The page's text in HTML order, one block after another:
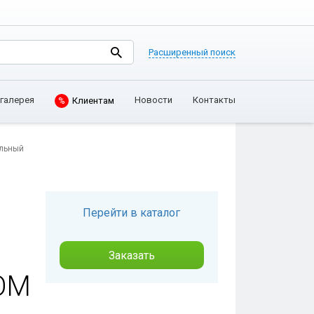
Расширенный поиск
% Клиентам Новости Контакты
Перейти в каталог
Заказать